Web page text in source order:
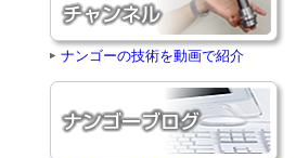
ナンゴーの技術を動画で紹介